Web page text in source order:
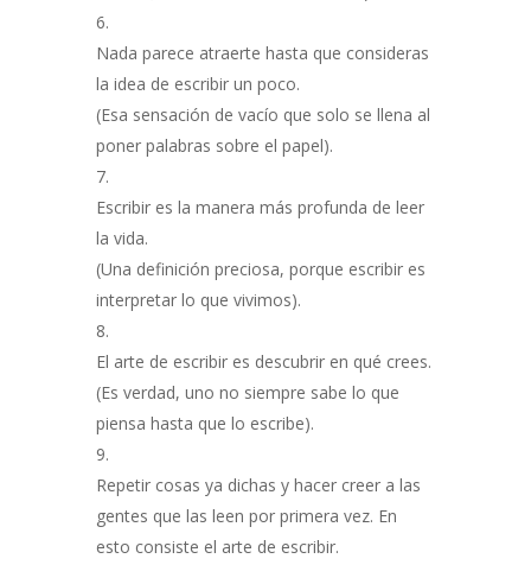
Nada parece atraerte hasta que consideras
la idea de escribir un poco.
(Esa sensación de vacío que solo se llena al
poner palabras sobre el papel).
Escribir es la manera más profunda de leer
la vida.
(Una definición preciosa, porque escribir es
interpretar lo que vivimos).
El arte de escribir es descubrir en qué crees.
(Es verdad, uno no siempre sabe lo que
piensa hasta que lo escribe).
Repetir cosas ya dichas y hacer creer a las
gentes que las leen por primera vez. En
esto consiste el arte de escribir.